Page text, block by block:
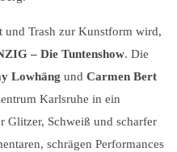
Trash zur Kunstform wird,
– Die Tuntenshow. Die
Lowhäng und Carmen Bert
Karlsruhe in ein
Glitzer, Schweiß und scharfer
schrägen Performances